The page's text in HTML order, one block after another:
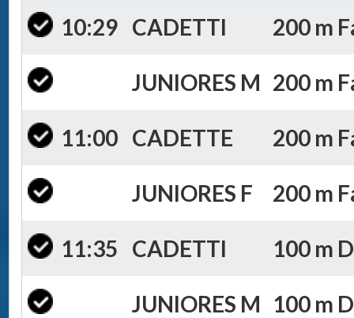
10:29 CADETTI 200 m
JUNIORES M 200 m
11:00 CADETTE 200 m
JUNIORES F 200 m
11:35 CADETTI 100 m
JUNIORES M 100 m